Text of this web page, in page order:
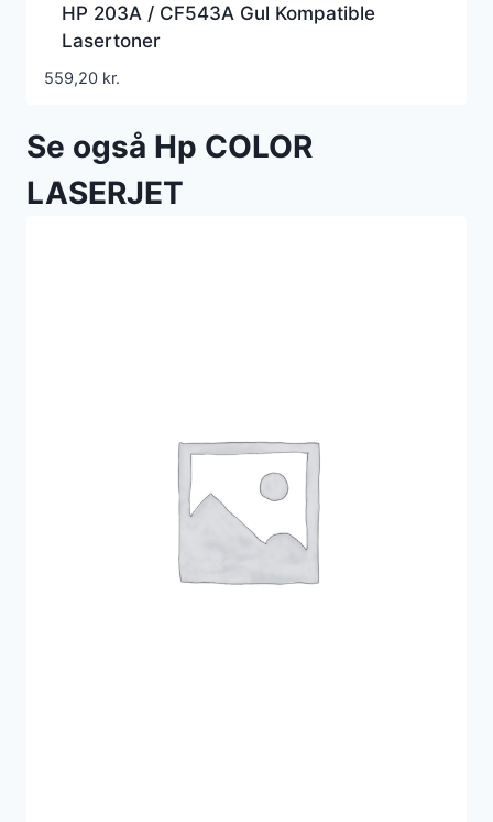
HP 203A / CF543A Gul Kompatible
Lasertoner
559,20 kr.
Se også Hp COLOR
LASERJET